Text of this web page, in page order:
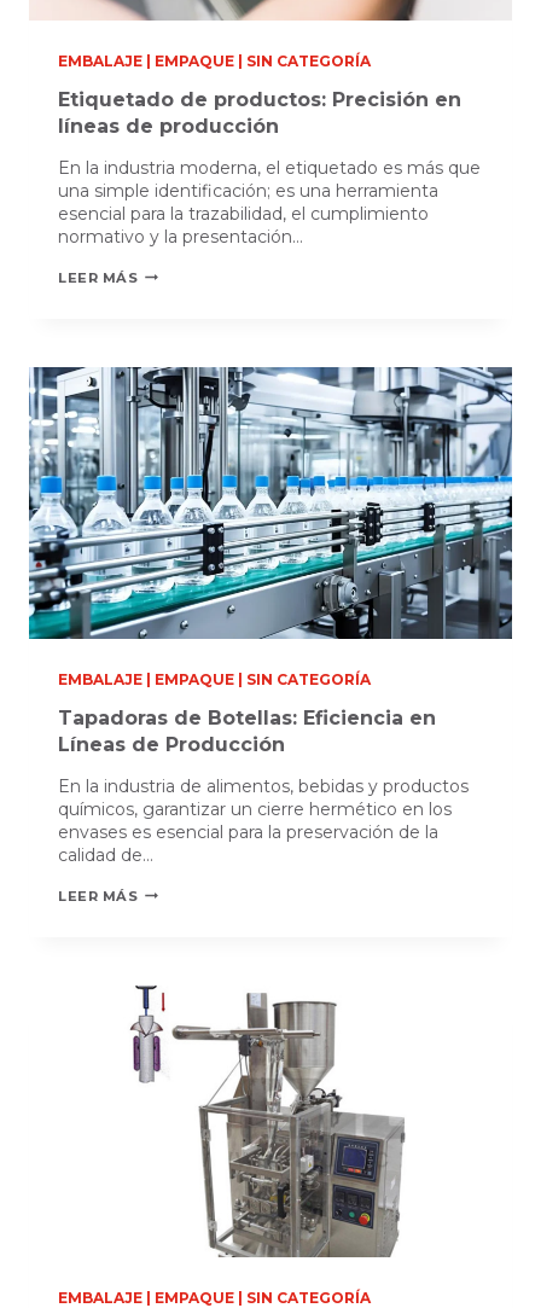
EMBALAJE | EMPAQUE | SIN CATEGORÍA
Etiquetado de productos: Precisión en
líneas de producción
En la industria moderna, el etiquetado es más que
una simple identificación; es una herramienta
esencial para la trazabilidad, el cumplimiento
normativo y la presentación…
LEER MÁSETIQUETADO
EN
LÍNEAS
DE
PRODUCCIÓN
EMBALAJE | EMPAQUE | SIN CATEGORÍA
Tapadoras de Botellas: Eficiencia en
Líneas de Producción
En la industria de alimentos, bebidas y productos
químicos, garantizar un cierre hermético en los
envases es esencial para la preservación de la
calidad de…
LEER MÁSTAPADORAS
EN
LÍNEAS
DE
PRODUCCIÓN
EMBALAJE | EMPAQUE | SIN CATEGORÍA